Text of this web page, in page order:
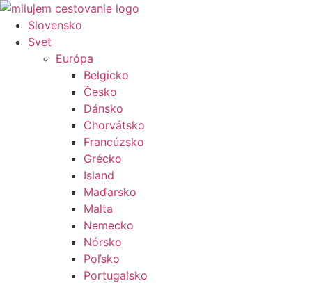
Preskočiť
obsah
Slovensko
Svet
Európa
Belgicko
Česko
Dánsko
Chorvátsko
Francúzsko
Grécko
Island
Maďarsko
Malta
Nemecko
Nórsko
Poľsko
Portugalsko